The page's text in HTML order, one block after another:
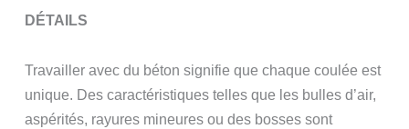
DÉTAILS
Travailler avec du béton signifie que chaque coulée est
unique. Des caractéristiques telles que les bulles d’air,
aspérités, rayures mineures ou des bosses sont